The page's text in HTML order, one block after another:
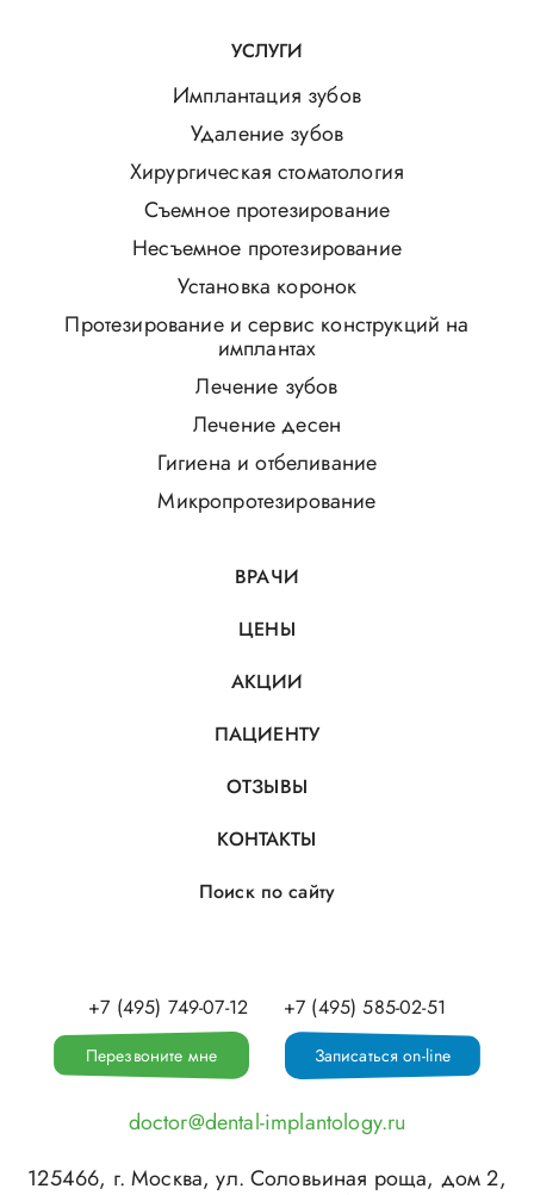
УСЛУГИ
Имплантация зубов
Удаление зубов
Хирургическая стоматология
Съемное протезирование
Несъемное протезирование
Установка коронок
Протезирование и сервис конструкций на
имплантах
Лечение зубов
Лечение десен
Гигиена и отбеливание
Микропротезирование
ВРАЧИ
ЦЕНЫ
АКЦИИ
ПАЦИЕНТУ
ОТЗЫВЫ
КОНТАКТЫ
Поиск по сайту
+7 (495) 749-07-12 +7 (495) 585-02-51
Перезвоните мне Записаться on-line
doctor@dental-implantology.ru
125466, г.Москва,ул. Соловьиная роща, дом 2,